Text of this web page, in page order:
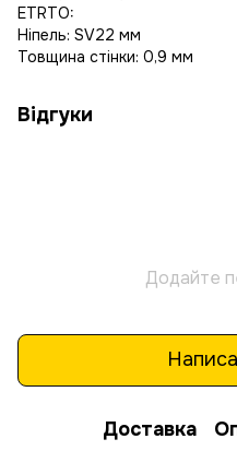
ETRTO:
Ніпель: SV22 мм
Товщина стінки: 0,9 мм
Відгуки
Додайте
Доставка